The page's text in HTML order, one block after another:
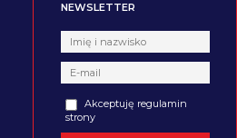
NEWSLETTER
Akceptuję regulamin
strony